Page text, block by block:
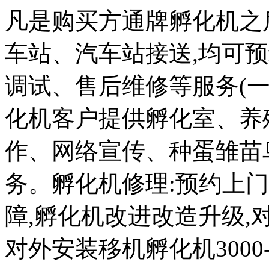
凡是购买方通牌孵化机
车站、汽车站接送,均可
调试、售后维修等服务(
化机客户提供孵化室、
作、网络宣传、种蛋雏
务。孵化机修理:预约上
障,孵化机改进改造升级,
对外安装移机孵化机